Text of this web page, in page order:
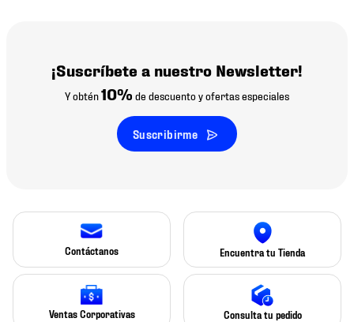
¡Suscríbete a nuestro Newsletter!
Y obtén10% de descuento y ofertas especiales
Suscribirme
Contáctanos Encuentra tu Tienda
Ventas Corporativas Consulta tu pedido